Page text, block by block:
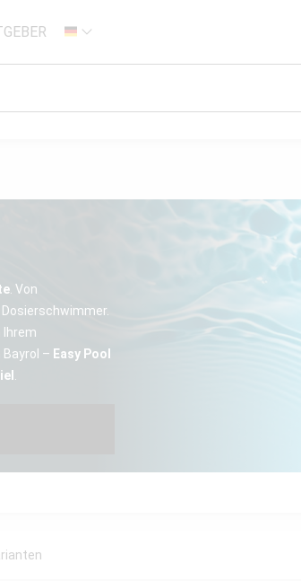
DE
. Von
Ihrem
– Easy Pool